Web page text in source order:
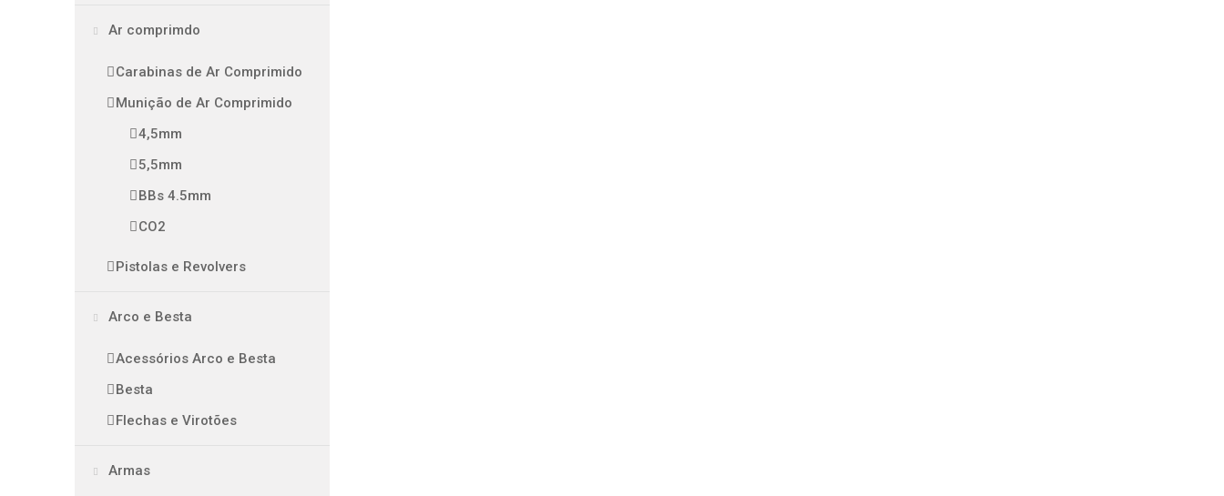
Ar comprimdo
Carabinas de Ar Comprimido
Munição de Ar Comprimido
4,5mm
5,5mm
BBs 4.5mm
CO2
Pistolas e Revolvers
Arco e Besta
Acessórios Arco e Besta
Besta
Flechas e Virotões
Armas